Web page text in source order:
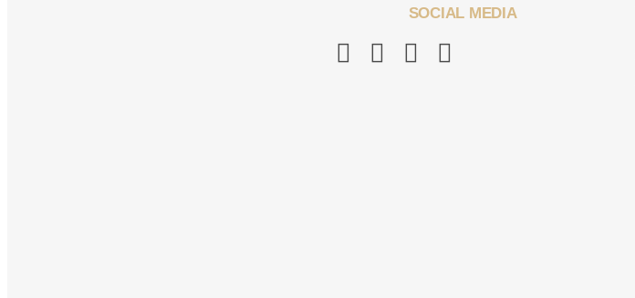
SOCIAL MEDIA